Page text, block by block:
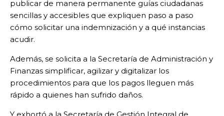
publicar de manera permanente guías ciudadanas
sencillas y accesibles que expliquen paso a paso
cómo solicitar una indemnización y a qué instancias
acudir.
Además, se solicita a la Secretaría de Administración y
Finanzas simplificar, agilizar y digitalizar los
procedimientos para que los pagos lleguen más
rápido a quienes han sufrido daños.